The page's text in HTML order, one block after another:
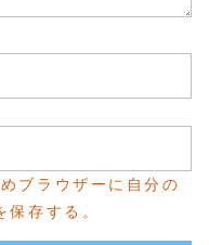
ブラウザーに自分の
存する。